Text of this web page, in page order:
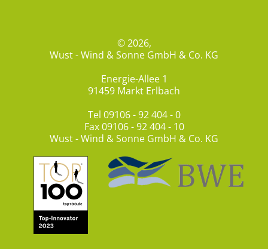
© 2026,
Wust - Wind & Sonne GmbH & Co. KG
Energie-Allee 1
91459 Markt Erlbach
Tel 09106 - 92 404 - 0
Fax 09106 - 92 404 - 10
Wust - Wind & Sonne GmbH & Co. KG